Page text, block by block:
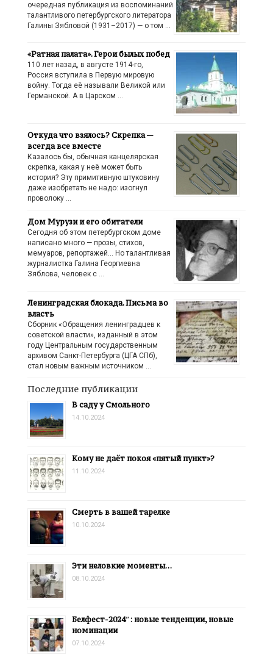
очередная публикация из воспоминаний
талантливого петербургского литератора
Галины Зябловой (1931–2017) — о том …
«Ратная палата». Герои былых побед
110 лет назад, в августе 1914-го,
Россия вступила в Первую мировую
войну. Тогда её называли Великой или
Германской. А в Царском …
Откуда что взялось? Скрепка —
всегда все вместе
Казалось бы, обычная канцелярская
скрепка, какая у неё может быть
история? Эту примитивную штуковину
даже изобретать не надо: изогнул
проволоку …
Дом Мурузи и его обитатели
Сегодня об этом петербургском доме
написано много — прозы, стихов,
мемуаров, репортажей… Но талантливая
журналистка Галина Георгиевна
Зяблова, человек с …
Ленинградская блокада. Письма во
власть
Сборник «Обращения ленинградцев к
советской власти», изданный в этом
году Центральным государственным
архивом Санкт-Петербурга (ЦГА СПб),
стал новым важным источником …
Последние публикации
В саду у Смольного
14.10.2024
Кому не даёт покоя «пятый пункт»?
11.10.2024
Смерть в вашей тарелке
10.10.2024
Эти неловкие моменты…
08.10.2024
Белфест-2024″: новые тенденции, новые
номинации
07.10.2024